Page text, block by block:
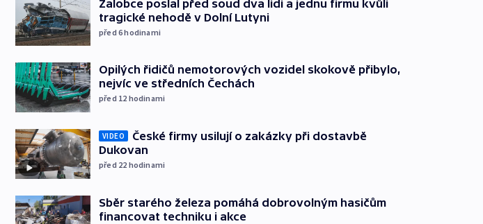
Žalobce poslal před soud dva lidi a jednu firmu kvůli
tragické nehodě v Dolní Lutyni
před 6hodinami
Opilých řidičů nemotorových vozidel skokově přibylo,
nejvíc ve středních Čechách
před 12 hodinami
VIDEO
České firmy usilují o zakázky při dostavbě
Dukovan
před 22 hodinami
Sběr starého železa pomáhá dobrovolným hasičům
financovat techniku i akce